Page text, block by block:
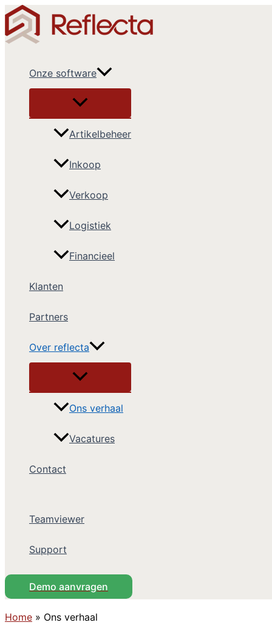
Ga
naar
de
Onze software
Artikelbeheer
Inkoop
Verkoop
Logistiek
Financieel
Klanten
Partners
Over reflecta
Ons verhaal
Vacatures
Contact
Teamviewer
Support
Demo aanvragen
Home » Ons verhaal